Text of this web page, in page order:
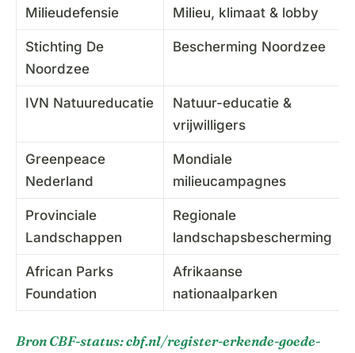
Milieudefensie Milieu, klimaat & lobby
Stichting De
Noordzee
Bescherming Noordzee
IVN Natuureducatie
Natuur-educatie &
vrijwilligers
Greenpeace
Nederland
Mondiale
milieucampagnes
Provinciale
Landschappen
Regionale
landschapsbescherming
African Parks
Foundation
Afrikaanse
nationaalparken
Bron CBF-status: cbf.nl/register-erkende-goede-